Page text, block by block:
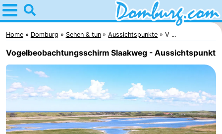
Home
Domburg
Tipps
Für
kindern
Webcam
Webcam
Home Domburg Sehen & tun Aussichtspunkte V ...
Vogelbeobachtungsschirm Slaakweg - Aussichtspunkt